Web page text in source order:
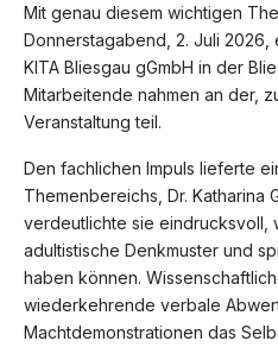
Mit genau diesem wichtigen
Donnerstagabend, 2. Juli
KITA Bliesgau gGmbH in der
Mitarbeitende nahmen an der,
Veranstaltung teil.
Den fachlichen Impuls lieferte
Themenbereichs, Dr. Katharina
verdeutlichte sie eindrucksvoll,
adultistische Denkmuster und
haben können.
wiederkehrende verbale
Machtdemonstrationen das